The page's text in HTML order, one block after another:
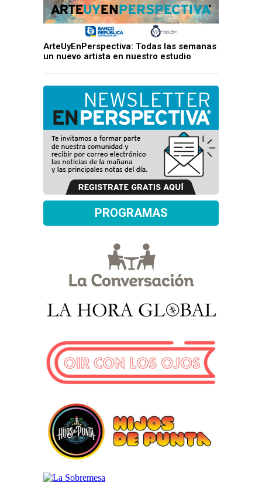
ArteUyEnPerspectiva: Todas las semanas
un nuevo artista en nuestro estudio
PROGRAMAS